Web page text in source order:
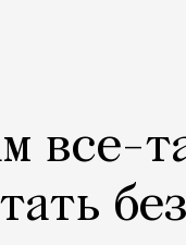
все-